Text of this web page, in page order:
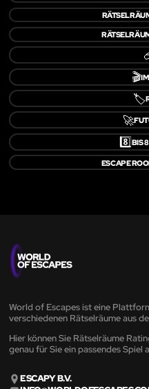
🎬
🏷️
🚀
8️⃣BIS
ESCAPE
World of Escapes ist eine
verschiedenen Rätselräume aus
Hier können Sie Rätselräume
genau für Sie ein passendes Spiel
ESCAPY B.V.